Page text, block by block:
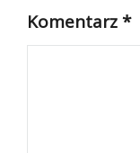
Komentarz*